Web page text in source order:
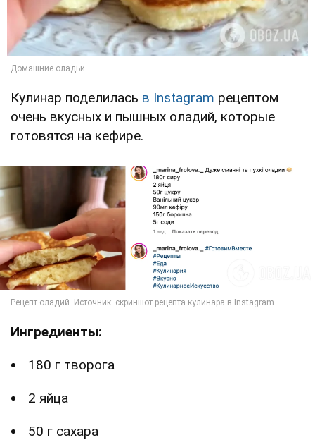
Кулинар поделилась в Instagram рецептом
очень вкусных и пышных оладий, которые
готовятся на кефире.
Ингредиенты:
180 г творога
2 яйца
50 г сахара